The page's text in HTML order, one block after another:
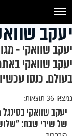
יעקב
יעקב שוואקי -
יעקב שוואקי
בעולם. כנסו
נמצאו 36 תוצאות:
יעקב שוואקי
של שירי שבת: